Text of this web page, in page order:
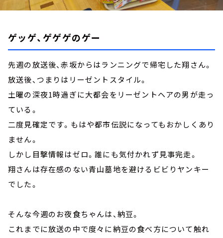
ゲッゲ、ゲゲゲのゲー
先週の放送後、赤坂からはランニングで帰宅した翔さん。
放送後、つまりはリーゼントスタイル。
土曜の深夜1時過ぎに大都会をリーゼントヘアの男が走っ
ている。
二度見確定です。もはや都市伝説になってもおかしくあり
ません。
しかし目撃情報はゼロ。誰にも気付かれず見事完走。
翔さんは存在感のない青山墓地を避けるビビりヤンキー
でした。
そんな今週のお夜食ちゃんは、納豆。
これまでに放送の中で度々に納豆の食べ方について触れ